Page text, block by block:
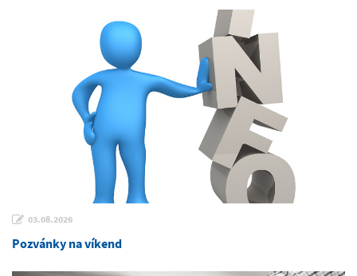
03.08.2026
Pozvánky na víkend